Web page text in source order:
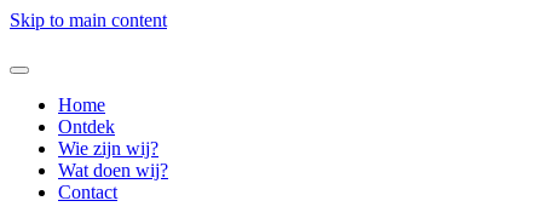
Skip to main content
Home
Ontdek
Wie zijn wij?
Wat doen wij?
Contact